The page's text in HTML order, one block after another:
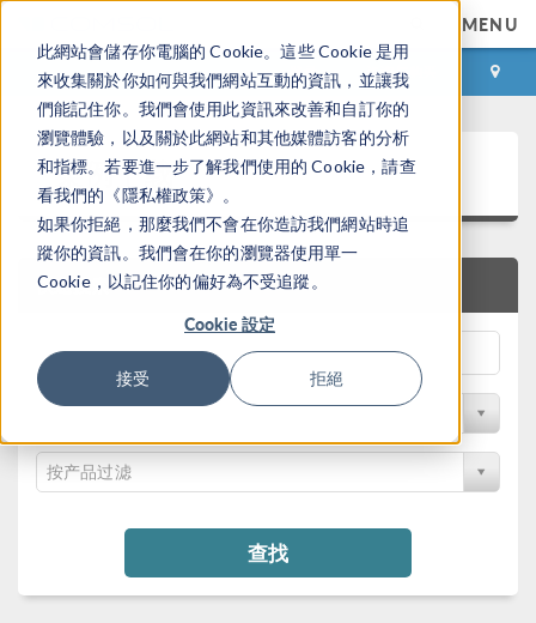
此網站會儲存你電腦的 Cookie。這些 Cookie 是用
來收集關於你如何與我們網站互動的資訊，並讓我
們能記住你。我們會使用此資訊來改善和自訂你的
瀏覽體驗，以及關於此網站和其他媒體訪客的分析
和指標。若要進一步了解我們使用的 Cookie，請查
看我們的《隱私權政策》。
如果你拒絕，那麼我們不會在你造訪我們網站時追
蹤你的資訊。我們會在你的瀏覽器使用單一
Cookie，以記住你的偏好為不受追蹤。
Cookie 設定
接受 拒絕
MENU
登录 咨询与购买
案例下载
快速搜索
按学科过滤
按产品过滤
查找